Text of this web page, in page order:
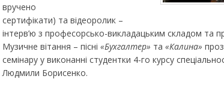
вручено
сертифікати) та відеоролик –
інтерв’ю з професорсько-викладацьким складом та
Музичне вітання – пісні «Бухгалтер» та «Калина»
семінару у виконанні студентки 4-го курсу
Людмили Борисенко.